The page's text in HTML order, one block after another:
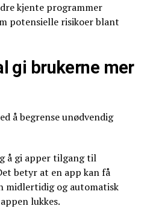
kjente programmer
potensielle risikoer blant
gi brukerne mer
å begrense unødvendig
å gi apper tilgang til
betyr at en app kan få
midlertidig og automatisk
lukkes.